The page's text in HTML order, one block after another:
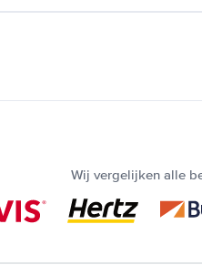
Wij vergelijken alle